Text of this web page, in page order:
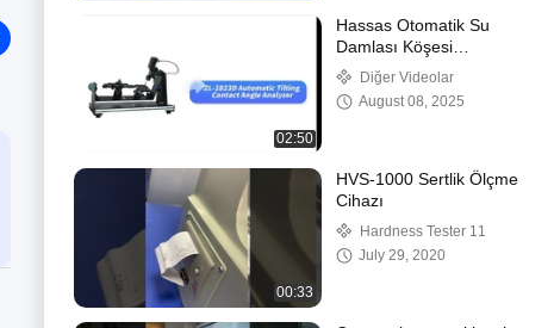
02:50
Hassas Otomatik Su
Damlası Köşesi
Denetleyicisi Temas
Köşesi Ölçüm Aracı
Diğer Videolar
August 08, 2025
00:33
HVS-1000 Sertlik Ölçme
Cihazı
Hardness Tester 11
July 29, 2020